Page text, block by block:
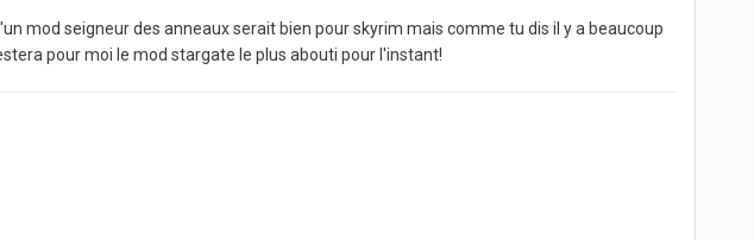
mod seigneur des anneaux serait bien pour skyrim mais comme tu dis il y a beaucoup
pour moi le mod stargate le plus abouti pour l'instant!